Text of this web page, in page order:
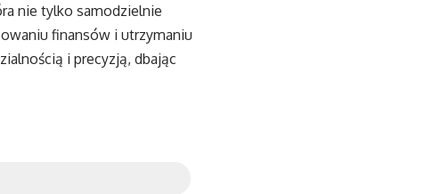
nie tylko samodzielnie
finansów i utrzymaniu
i precyzją, dbając